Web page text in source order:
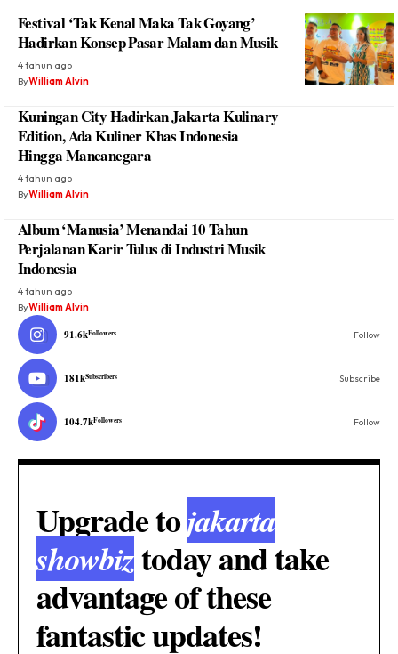
Festival ‘Tak Kenal Maka Tak Goyang’
Hadirkan Konsep Pasar Malam dan Musik
4 tahun ago
ByWilliam Alvin
Kuningan City Hadirkan Jakarta Kulinary
Edition, Ada Kuliner Khas Indonesia
Hingga Mancanegara
4 tahun ago
ByWilliam Alvin
Album ‘Manusia’ Menandai 10 Tahun
Perjalanan Karir Tulus di Industri Musik
Indonesia
4 tahun ago
ByWilliam Alvin
91.6kFollowers Follow
181kSubscribers Subscribe
104.7kFollowers Follow
Upgrade tojakarta
showbiztoday and take
advantage of these
fantastic updates!